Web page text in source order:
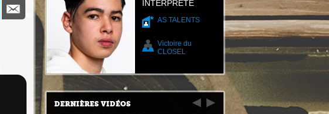
INTERPRÈTE
AS TALENTS
Victoire du
CLOSEL
DERNIÈRES VIDÉOS